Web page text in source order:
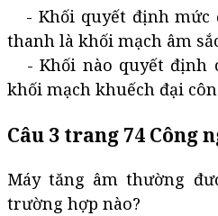
- Khối quyết định mức
thanh là khối mạch âm
- Khối nào quyết định
khối mạch khuếch đại
Câu 3 trang 74 Công
Máy tăng âm thường
trường hợp nào?